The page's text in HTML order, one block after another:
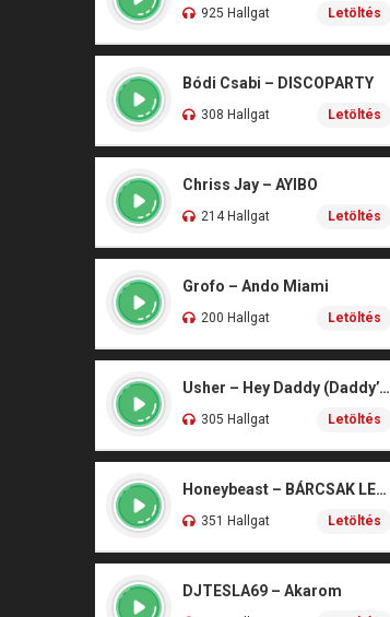
925 Hallgat Letöltés
Bódi Csabi – DISCOPARTY
308 Hallgat Letöltés
Chriss Jay – AYIBO
214 Hallgat Letöltés
Grofo – Ando Miami
200 Hallgat Letöltés
Usher – Hey Daddy (Daddy’s Home)
305 Hallgat Letöltés
Honeybeast – BÁRCSAK LENNÉK
351 Hallgat Letöltés
DJTESLA69 – Akarom